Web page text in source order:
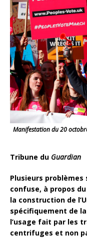
Manifestation du 20
Tribune du Guardian
Plusieurs
confuse, à propos
la construction de
spécifiquement de
l’usage fait par les
centrifuges et non